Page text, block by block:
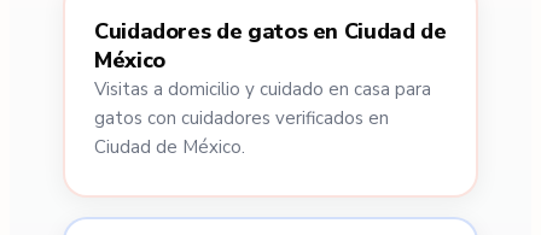
Cuidadores de gatos en Ciudad de
México
Visitas a domicilio y cuidado en casa para
gatos con cuidadores verificados en
Ciudad de México.